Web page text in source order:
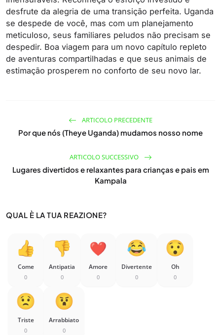
desfrute da alegria de uma transição perfeita. Uganda
se despede de você, mas com um planejamento
meticuloso, seus familiares peludos não precisam se
despedir. Boa viagem para um novo capítulo repleto
de aventuras compartilhadas e que seus animais de
estimação prosperem no conforto de seu novo lar.
ARTICOLO PRECEDENTE
Por que nós (Theye Uganda) mudamos nosso nome
ARTICOLO SUCCESSIVO
Lugares divertidos e relaxantes para crianças e pais em
Kampala
QUAL È LA TUA REAZIONE?
Come
0
Antipatia
0
Amore
0
Divertente
0
Oh
0
Triste
0
Arrabbiato
0